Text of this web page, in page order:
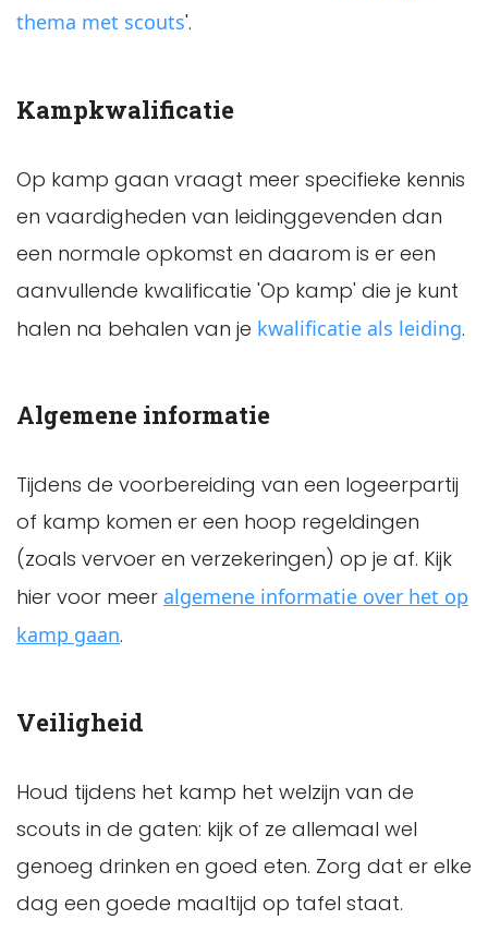
thema met scouts'.
Kampkwalificatie
Op kamp gaan vraagt meer specifieke kennis
en vaardigheden van leidinggevenden dan
een normale opkomst en daarom is er een
aanvullende kwalificatie 'Op kamp' die je kunt
halen na behalen van je kwalificatie als leiding.
Algemene informatie
Tijdens de voorbereiding van een logeerpartij
of kamp komen er een hoop regeldingen
(zoals vervoer en verzekeringen) op je af. Kijk
hier voor meer algemene informatie over het op
kamp gaan.
Veiligheid
Houd tijdens het kamp het welzijn van de
scouts in de gaten: kijk of ze allemaal wel
genoeg drinken en goed eten. Zorg dat er elke
dag een goede maaltijd op tafel staat.